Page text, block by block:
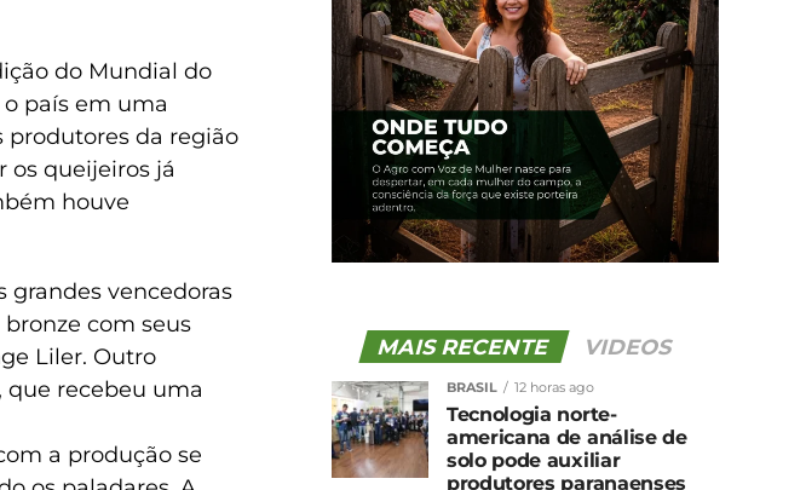
do Mundial do
país em uma
produtores da região
os queijeiros já
houve
grandes vencedoras
com seus
Liler. Outro
que recebeu uma
a produção se
MAIS RECENTE VIDEOS
BRASIL 12 horas ago
Tecnologia norte-
americana de análise de
solo pode auxiliar
produtores paranaenses